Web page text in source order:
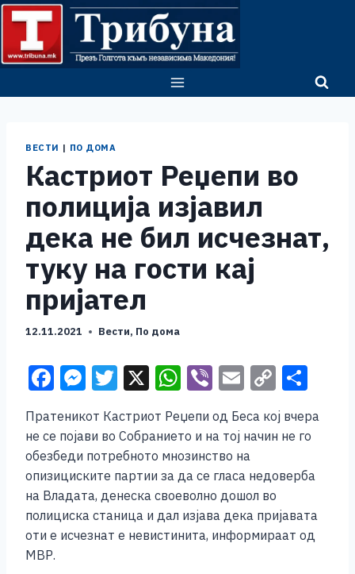
Skip
content
ВЕСТИ | ПО ДОМА
Кастриот Реџепи во
полиција изјавил
дека не бил исчезнат,
туку на гости кај
пријател
12.11.2021 Вести, По дома
F
c
e
b
o
o
k
M
ss
e
n
g
er
T
tt
er
X W
at
s
A
p
p
Vi
er
E
ai
l
C
o
p
Li
n
k
ar
Пратеникот Кастриот Реџепи од Беса кој вчера
не се појави во Собранието и на тој начин не го
обезбеди потребното мнозинство на
опизициските партии за да се гласа недоверба
на Владата, денеска своеволно дошол во
полициска станица и дал изјава дека пријавата
оти е исчезнат е невистинита, информираат од
МВР.